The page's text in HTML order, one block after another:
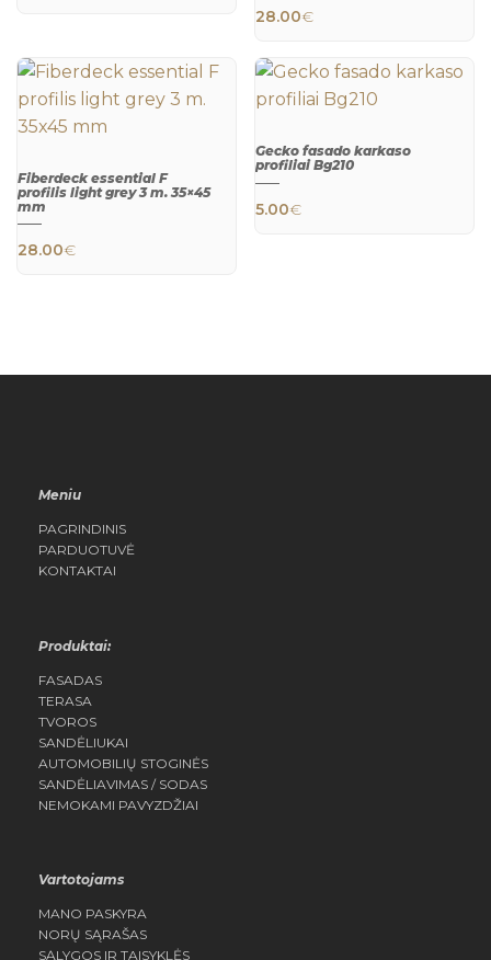
28.00€
Fiberdeck essential F
profilis light grey 3 m. 35×45
mm
28.00€
Gecko fasado karkaso
profiliai Bg210
5.00€
Meniu
PAGRINDINIS
PARDUOTUVĖ
KONTAKTAI
Produktai:
FASADAS
TERASA
TVOROS
SANDĖLIUKAI
AUTOMOBILIŲ STOGINĖS
SANDĖLIAVIMAS / SODAS
NEMOKAMI PAVYZDŽIAI
Vartotojams
MANO PASKYRA
NORŲ SĄRAŠAS
SĄLYGOS IR TAISYKLĖS